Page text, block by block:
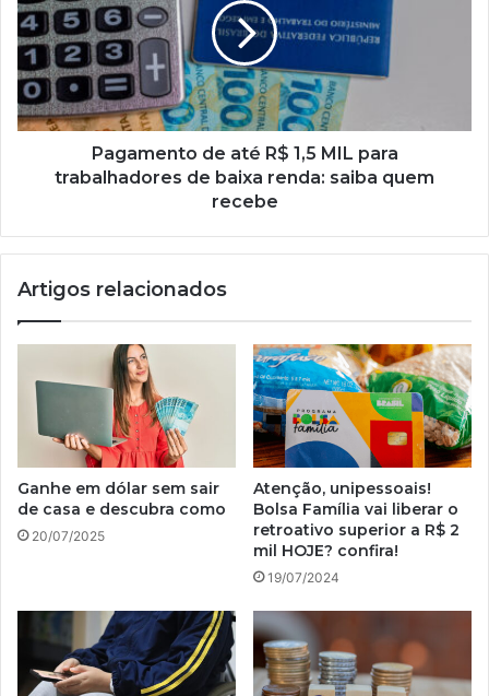
R$
1,5
MIL
para
trabalhadores
de
renda:
recebe
Pagamento de até R$ 1,5 MIL para
trabalhadores de baixa renda: saiba quem
recebe
Artigos relacionados
Ganhe em dólar sem sair
de casa e descubra como
20/07/2025
Atenção, unipessoais!
Bolsa Família vai liberar o
retroativo superior a R$ 2
mil HOJE? confira!
19/07/2024